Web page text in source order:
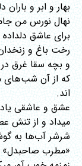
بهار و ابر و
نهال نورس من
برای عاشق
رخت باغ و
و بچه سقا غرق
که از آن شب‌های
اند.
عشق و عاشقی
میداد و از تنش
شرشر آب‌ها به
«مطرب صاحبدل»